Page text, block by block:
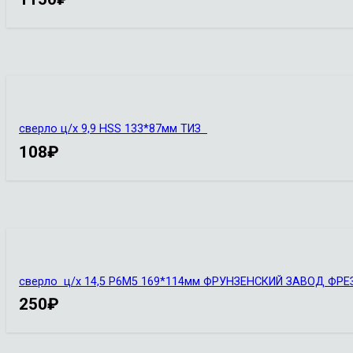
сверло ц/х 9,9 HSS 133*87мм ТИЗ
108₽
сверло ц/х 14,5 Р6М5 169*114мм ФРУНЗЕНСКИЙ ЗАВОД
250₽